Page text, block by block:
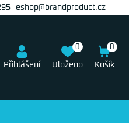
eshop@brandproduct.cz
Přihlášení Uloženo
0 0
Košík